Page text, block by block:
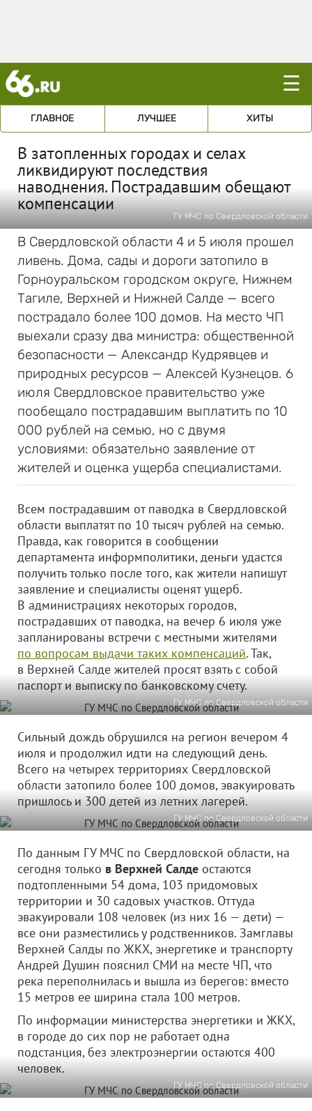
☰
ГЛАВНОЕ ЛУЧШЕЕ ХИТЫ
В затопленных городах и селах
ликвидируют последствия
наводнения. Пострадавшим обещают
компенсации
ГУ МЧС по Свердловской области
В Свердловской области 4 и 5 июля прошел
ливень. Дома, сады и дороги затопило в
Горноуральском городском округе, Нижнем
Тагиле, Верхней и Нижней Салде — всего
пострадало более 100 домов. На место ЧП
выехали сразу два министра: общественной
безопасности — Александр Кудрявцев и
природных ресурсов — Алексей Кузнецов. 6
июля Свердловское правительство уже
пообещало пострадавшим выплатить по 10
000 рублей на семью, но с двумя
условиями: обязательно заявление от
жителей и оценка ущерба специалистами.
Всем пострадавшим от паводка в Свердловской
области выплатят по 10 тысяч рублей на семью.
Правда, как говорится в сообщении
департамента информполитики, деньги удастся
получить только после того, как жители напишут
заявление и специалисты оценят ущерб.
В администрациях некоторых городов,
пострадавших от паводка, на вечер 6 июля уже
запланированы встречи с местными жителями
по вопросам выдачи таких компенсаций. Так,
в Верхней Салде жителей просят взять с собой
паспорт и выписку по банковскому счету.
ГУ МЧС по Свердловской области
Сильный дождь обрушился на регион вечером 4
июля и продолжил идти на следующий день.
Всего на четырех территориях Свердловской
области затопило более 100 домов, эвакуировать
пришлось и 300 детей из летних лагерей.
ГУ МЧС по Свердловской области
По данным ГУ МЧС по Свердловской области, на
сегодня только в Верхней Салде остаются
подтопленными 54 дома, 103 придомовых
территории и 30 садовых участков. Оттуда
эвакуировали 108 человек (из них 16 — дети) —
все они разместились у родственников. Замглавы
Верхней Салды по ЖКХ, энергетике и транспорту
Андрей Душин пояснил СМИ на месте ЧП, что
река переполнилась и вышла из берегов: вместо
15 метров ее ширина стала 100 метров.
По информации министерства энергетики и ЖКХ,
в городе до сих пор не работает одна
подстанция, без электроэнергии остаются 400
человек.
ГУ МЧС по Свердловской области